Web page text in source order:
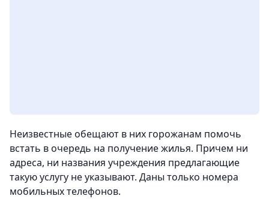
Неизвестные обещают в них горожанам помочь
встать в очередь на получение жилья. Причем ни
адреса, ни названия учреждения предлагающие
такую услугу не указывают. Даны только номера
мобильных телефонов.